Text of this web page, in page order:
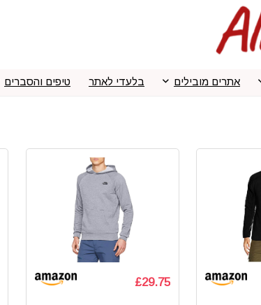
אתרים מובילים בלעדי לאתר טיפים והסברים
£29.75